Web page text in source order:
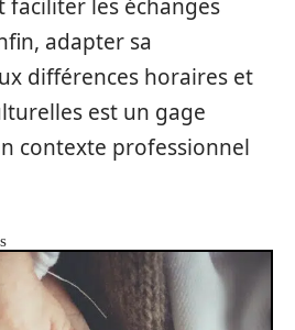
les échanges
adapter sa
différences horaires et
est un gage
contexte professionnel